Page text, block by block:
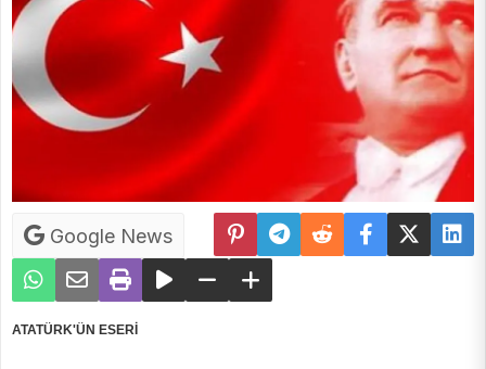
Google News
ATATÜRK'ÜN ESERİ